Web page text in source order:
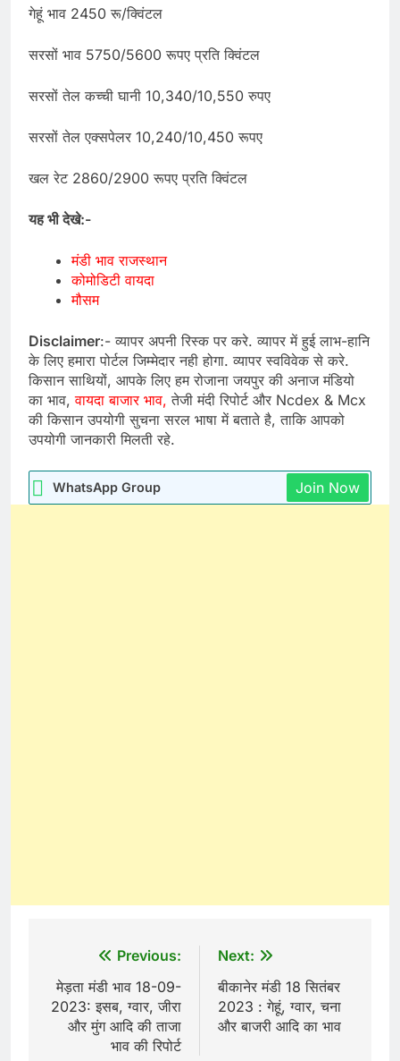
गेहूं भाव 2450 रू/क्विंटल
सरसों भाव 5750/5600 रूपए प्रति क्विंटल
सरसों तेल कच्ची घानी 10,340/10,550 रुपए
सरसों तेल एक्सपेलर 10,240/10,450 रूपए
खल रेट 2860/2900 रूपए प्रति क्विंटल
यह भी देखे:-
मंडी भाव राजस्थान
कोमोडिटी वायदा
मौसम
Disclaimer:- व्यापर अपनी रिस्क पर करे. व्यापर में हुई लाभ-हानि
के लिए हमारा पोर्टल जिम्मेदार नही होगा. व्यापर स्वविवेक से करे.
किसान साथियों, आपके लिए हम रोजाना जयपुर की अनाज मंडियो
का भाव, वायदा बाजार भाव, तेजी मंदी रिपोर्ट और Ncdex & Mcx
की किसान उपयोगी सुचना सरल भाषा में बताते है, ताकि आपको
उपयोगी जानकारी मिलती रहे.
WhatsApp Group Join Now
navigation
Previous:
मेड़ता मंडी भाव 18-09-
2023: इसब, ग्वार, जीरा
और मुंग आदि की ताजा
भाव की रिपोर्ट
Next:
बीकानेर मंडी 18 सितंबर
2023 : गेहूं, ग्वार, चना
और बाजरी आदि का भाव